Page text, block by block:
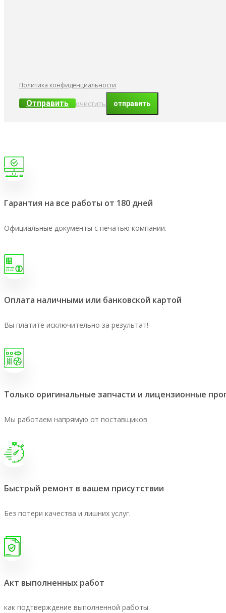
Политика конфиденциальности
Отправить очистить
Гарантия на все работы от 180 дней
Официальные документы с печатью компании.
Оплата наличными или банковской картой
Вы платите исключительно за результат!
Только оригинальные запчасти и лицензионные
Мы работаем напрямую от поставщиков
Быстрый ремонт в вашем присутствии
Без потери качества и лишних услуг.
Акт выполненных работ
как подтверждение выполненной работы.